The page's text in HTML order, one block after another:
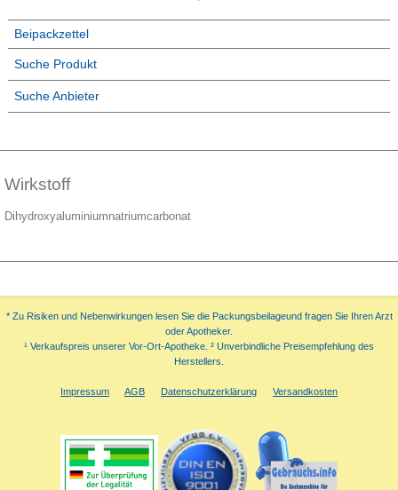
Beipackzettel
Suche Produkt
Suche Anbieter
Wirkstoff
Dihydroxyaluminiumnatriumcarbonat
* Zu Risiken und Nebenwirkungen lesen Sie die Packungsbeilageund fragen Sie Ihren Arzt
oder Apotheker.
¹ Verkaufspreis unserer Vor-Ort-Apotheke. ² Unverbindliche Preisempfehlung des
Herstellers.
Impressum AGB Datenschutzerklärung Versandkosten